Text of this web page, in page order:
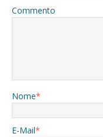
Commento
Nome*
E-Mail*